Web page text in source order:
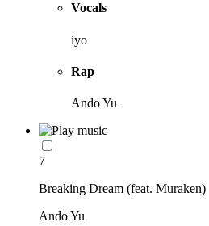
Vocals
iyo
Rap
Ando Yu
7
Breaking Dream (feat. Muraken)
Ando Yu